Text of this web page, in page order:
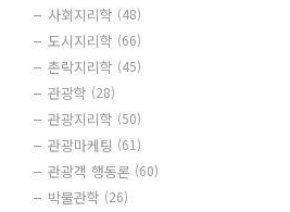
사회지리학 (48)
도시지리학 (66)
촌락지리학 (45)
관광학 (28)
관광지리학 (50)
관광마케팅 (61)
관광객 행동론 (60)
박물관학 (26)